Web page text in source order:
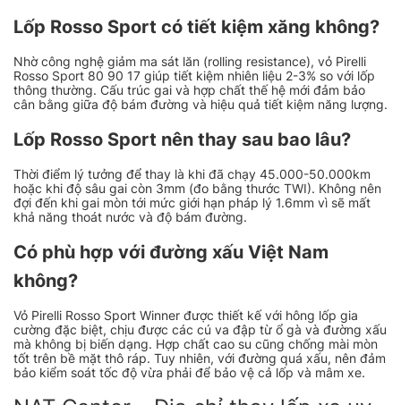
Lốp Rosso Sport có tiết kiệm xăng không?
Nhờ công nghệ giảm ma sát lăn (rolling resistance), vỏ Pirelli
Rosso Sport 80 90 17 giúp tiết kiệm nhiên liệu 2-3% so với lốp
thông thường. Cấu trúc gai và hợp chất thế hệ mới đảm bảo
cân bằng giữa độ bám đường và hiệu quả tiết kiệm năng lượng.
Lốp Rosso Sport nên thay sau bao lâu?
Thời điểm lý tưởng để thay là khi đã chạy 45.000-50.000km
hoặc khi độ sâu gai còn 3mm (đo bằng thước TWI). Không nên
đợi đến khi gai mòn tới mức giới hạn pháp lý 1.6mm vì sẽ mất
khả năng thoát nước và độ bám đường.
Có phù hợp với đường xấu Việt Nam
không?
Vỏ Pirelli Rosso Sport Winner được thiết kế với hông lốp gia
cường đặc biệt, chịu được các cú va đập từ ổ gà và đường xấu
mà không bị biến dạng. Hợp chất cao su cũng chống mài mòn
tốt trên bề mặt thô ráp. Tuy nhiên, với đường quá xấu, nên đảm
bảo kiểm soát tốc độ vừa phải để bảo vệ cả lốp và mâm xe.